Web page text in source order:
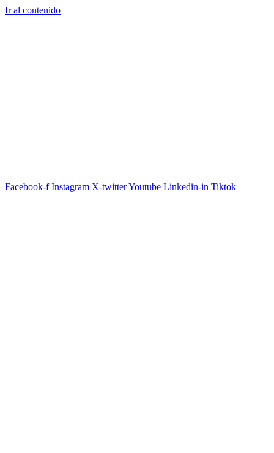
Ir al contenido
Facebook-f Instagram X-twitterYoutube Linkedin-in Tiktok